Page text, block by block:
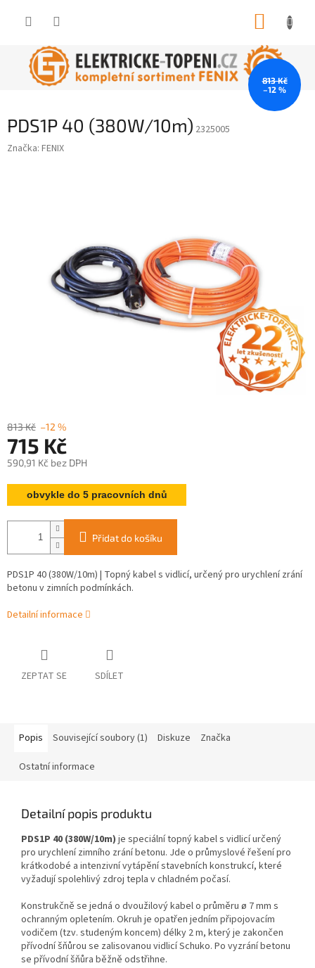
PDS1P 40 (380W/10m) 2325005
Značka: FENIX
813 Kč
–12 %
813 Kč –12 %
715 Kč
590,91 Kč bez DPH
Měrná
cena:obvykle do 5 pracovních dnů
Přidat do košíku
PDS1P 40 (380W/10m) | Topný kabel s vidlicí, určený pro urychlení zrání
betonu v zimních podmínkách.
Detailní informace
ZEPTAT SE SDÍLET
Popis Související soubory (1) Diskuze Značka
Ostatní informace
Detailní popis produktu
PDS1P 40 (380W/10m) je speciální topný kabel s vidlicí určený
pro urychlení zimního zrání betonu. Jde o průmyslové řešení pro
krátkodobé a intenzivní vytápění stavebních konstrukcí, které
vyžadují spolehlivý zdroj tepla v chladném počasí.
Konstrukčně se jedná o dvoužilový kabel o průměru ø 7 mm s
ochranným opletením. Okruh je opatřen jedním připojovacím
vodičem (tzv. studeným koncem) délky 2 m, který je zakončen
přívodní šňůrou se zalisovanou vidlicí Schuko. Po vyzrání betonu
se přívodní šňůra běžně odstřihne.